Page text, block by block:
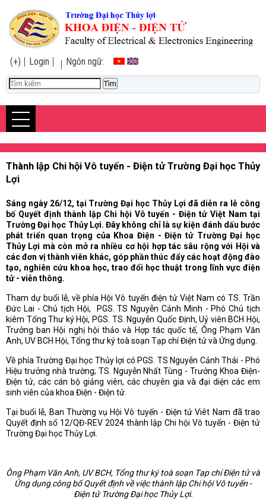
(+) Login Ngôn ngữ:
Thành lập Chi hội Vô tuyến - Điện tử Trường Đại học Thủy
Lợi
Sáng ngày 26/12, tại Trường Đại học Thủy Lợi đã diễn ra lễ công
bố Quyết định thành lập Chi hội Vô tuyến - Điện tử Việt Nam tại
Trường Đại học Thủy Lợi. Đây không chỉ là sự kiện đánh dấu bước
phát triển quan trọng của Khoa Điện - Điện tử Trường Đại học
Thủy Lợi mà còn mở ra nhiều cơ hội hợp tác sâu rộng với Hội và
các đơn vị thành viên khác, góp phần thúc đẩy các hoạt động đào
tạo, nghiên cứu khoa học, trao đổi học thuật trong lĩnh vực điện
tử - viễn thông.
Tham dự buổi lễ, về phía Hội Vô tuyến điện tử Việt Nam có TS. Trần
Đức Lai - Chủ tịch Hội, PGS. TS Nguyễn Cảnh Minh - Phó Chủ tịch
kiêm Tổng Thư ký Hội, PGS. TS. Nguyễn Quốc Định, Uỷ viên BCH Hội,
Trưởng ban Hội nghị hội thảo và Hợp tác quốc tế, Ông Phạm Văn
Anh, UV BCH Hội, Tổng thư ký toà soạn Tạp chí Điện tử và Ứng dụng.
Về phía Trường Đại học Thủy lợi có PGS. TS Nguyễn Cảnh Thái - Phó
Hiệu trưởng nhà trường; TS. Nguyễn Nhất Tùng - Trưởng Khoa Điện-
Điện tử, các cán bộ giảng viên, các chuyên gia và đại diện các em
sinh viên của khoa Điện - Điện tử.
Tại buổi lễ, Ban Thường vụ Hội Vô tuyến - Điện tử Viêt Nam đã trao
Quyết định số 12/QĐ-REV 2024 thành lập Chi hội Vô tuyến - Điện tử
Trường Đại học Thủy Lợi.
ÔngPhạm Văn Anh, UV BCH, Tổng thư ký toà soạn Tạp chí Điện tử và
Ứng dụngcông bốQuyết định về việc thành lập Chi hội Vô tuyến -
Điện tử Trường Đại họcThủy Lợi.